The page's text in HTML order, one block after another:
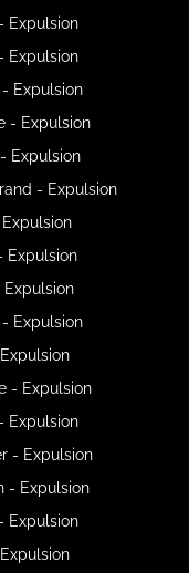
Expulsion
Expulsion
Expulsion
- Expulsion
Expulsion
- Expulsion
Expulsion
Expulsion
Expulsion
- Expulsion
Expulsion
- Expulsion
- Expulsion
Expulsion